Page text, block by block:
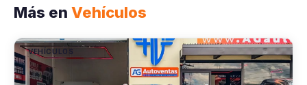
Más en Vehículos
VEHÍCULOS